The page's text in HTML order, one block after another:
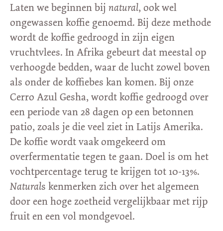
Laten we beginnen bijnatural, ook wel
ongewassen koffie genoemd. Bij deze methode
wordt de koffie gedroogd in zijn eigen
vruchtvlees. In Afrika gebeurt dat meestal op
verhoogde bedden, waar de lucht zowel boven
als onder de koffiebes kan komen. Bij onze
Cerro Azul Gesha, wordt koffie gedroogd over
een periode van 28 dagen op een betonnen
patio, zoals je die veel ziet in Latijs Amerika.
De koffie wordt vaak omgekeerd om
overfermentatie tegen te gaan. Doel is om het
vochtpercentage terug te krijgen tot 10-13%.
Naturals kenmerken zich over het algemeen
door een hoge zoetheid vergelijkbaar met rijp
fruit en een vol mondgevoel.